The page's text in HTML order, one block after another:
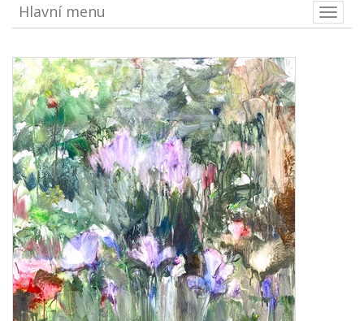
Toggle
Hlavní menu